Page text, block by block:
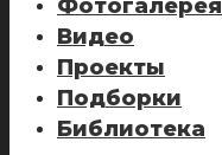
Фотогалерея
Видео
Проекты
Подборки
Библиотека